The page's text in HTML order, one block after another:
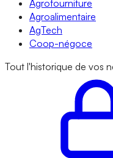
Agrofourniture
Agroalimentaire
AgTech
Coop-négoce
Tout l'historique de vos